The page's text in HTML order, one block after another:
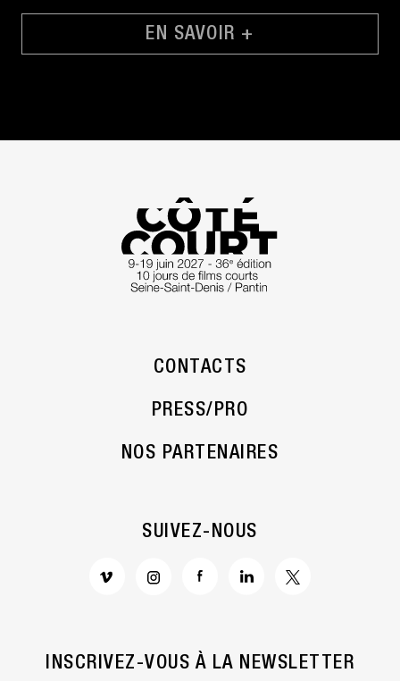
EN SAVOIR +
CONTACTS
PRESS/PRO
NOS PARTENAIRES
SUIVEZ-NOUS
INSCRIVEZ-VOUS À LA NEWSLETTER